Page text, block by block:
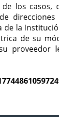
los casos,
direcciones
de la
de su
proveedor